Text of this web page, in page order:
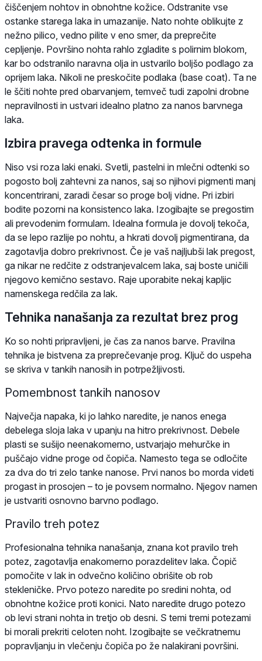
čiščenjem nohtov in obnohtne kožice. Odstranite vse
ostanke starega laka in umazanije. Nato nohte oblikujte z
nežno pilico, vedno pilite v eno smer, da preprečite
cepljenje. Površino nohta rahlo zgladite s polirnim blokom,
kar bo odstranilo naravna olja in ustvarilo boljšo podlago za
oprijem laka. Nikoli ne preskočite podlaka (base coat). Ta ne
le ščiti nohte pred obarvanjem, temveč tudi zapolni drobne
nepravilnosti in ustvari idealno platno za nanos barvnega
laka.
Izbira pravega odtenka in formule
Niso vsi roza laki enaki. Svetli, pastelni in mlečni odtenki so
pogosto bolj zahtevni za nanos, saj so njihovi pigmenti manj
koncentrirani, zaradi česar so proge bolj vidne. Pri izbiri
bodite pozorni na konsistenco laka. Izogibajte se pregostim
ali prevodenim formulam. Idealna formula je dovolj tekoča,
da se lepo razlije po nohtu, a hkrati dovolj pigmentirana, da
zagotavlja dobro prekrivnost. Če je vaš najljubši lak pregost,
ga nikar ne redčite z odstranjevalcem laka, saj boste uničili
njegovo kemično sestavo. Raje uporabite nekaj kapljic
namenskega redčila za lak.
Tehnika nanašanja za rezultat brez prog
Ko so nohti pripravljeni, je čas za nanos barve. Pravilna
tehnika je bistvena za preprečevanje prog. Ključ do uspeha
se skriva v tankih nanosih in potrpežljivosti.
Pomembnost tankih nanosov
Največja napaka, ki jo lahko naredite, je nanos enega
debelega sloja laka v upanju na hitro prekrivnost. Debele
plasti se sušijo neenakomerno, ustvarjajo mehurčke in
puščajo vidne proge od čopiča. Namesto tega se odločite
za dva do tri zelo tanke nanose. Prvi nanos bo morda videti
progast in prosojen – to je povsem normalno. Njegov namen
je ustvariti osnovno barvno podlago.
Pravilo treh potez
Profesionalna tehnika nanašanja, znana kot pravilo treh
potez, zagotavlja enakomerno porazdelitev laka. Čopič
pomočite v lak in odvečno količino obrišite ob rob
stekleničke. Prvo potezo naredite po sredini nohta, od
obnohtne kožice proti konici. Nato naredite drugo potezo
ob levi strani nohta in tretjo ob desni. S temi tremi potezami
bi morali prekriti celoten noht. Izogibajte se večkratnemu
popravljanju in vlečenju čopiča po že nalakirani površini.